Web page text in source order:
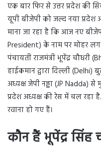
एक बार फिर से उत्तर प्रदेश की
यूपी बीजेपी को जल्द नया प्रदेश
माना जा रहा है कि आज नए
President) के नाम पर मोहर
पंचायती राजमंत्री भूपेंद्र चौधरी
हाईकमान द्वारा दिल्ली (Delhi)
अध्यक्ष जेपी नड्डा (JP
प्रदेश अध्यक्ष की रेस में चल
रवाना हो गए हैं।
कौन हैं भूपेंद्र सिंह